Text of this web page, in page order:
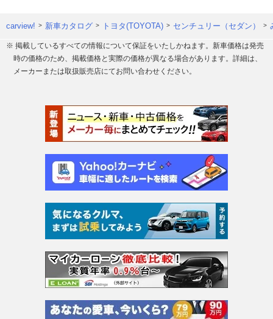
carview! 新車カタログ トヨタ(TOYOTA) センチュリー（セダン）
※ 掲載しているすべての情報について保証をいたしかねます。新車価格は発売
時の価格のため、掲載価格と実際の価格が異なる場合があります。詳細は、
メーカーまたは取扱販売店にてお問い合わせください。